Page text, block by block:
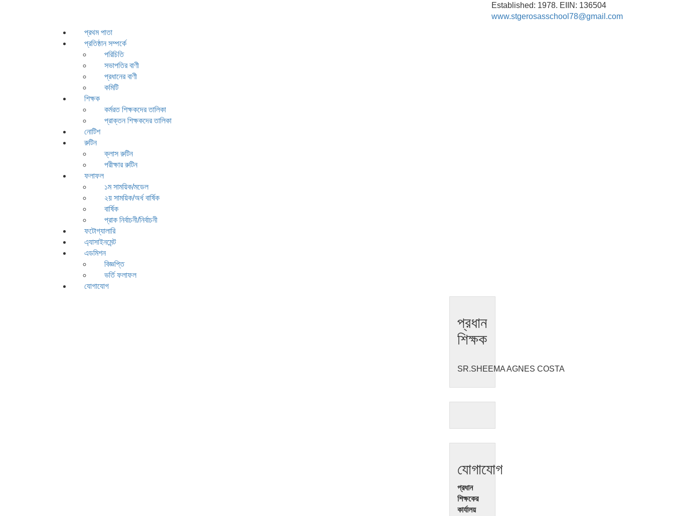
Established: 1978. EIIN: 136504
www.stgerosasschool78@gmail.com
প্রথম পাতা
প্রতিষ্ঠান সম্পর্কে
পরিচিতি
সভাপতির বাণী
প্রধানের বাণী
কমিটি
শিক্ষক
কর্মরত শিক্ষকদের তালিকা
প্রাক্তন শিক্ষকদের তালিকা
নোটিশ
রুটিন
ক্লাস রুটিন
পরীক্ষার রুটিন
ফলাফল
১ম সাময়িক/মডেল
২য় সাময়িক/অর্ধ বার্ষিক
বার্ষিক
প্রাক নির্বাচনী/নির্বাচনী
ফটোগ্যালারি
এ্যাসাইনমেন্ট
এডমিশন
বিজ্ঞপ্তি
ভর্তি ফলাফল
যোগাযোগ
প্রধান
শিক্ষক
SR.SHEEMA AGNES COSTA
যোগাযোগ
প্রধান
শিক্ষকের
কার্যালয়